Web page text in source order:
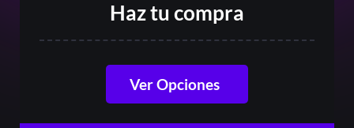
Haz tu compra
Ver Opciones
Codigo de Gift Card